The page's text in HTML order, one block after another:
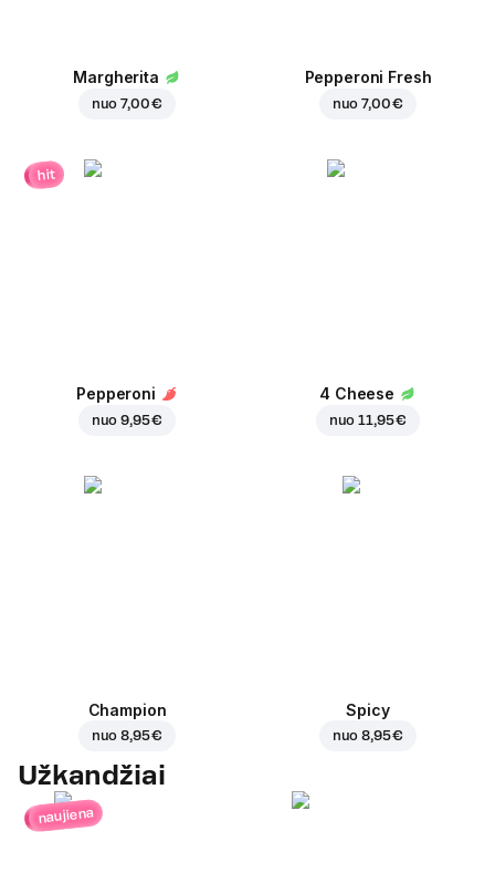
Margherita
nuo7,00 €
Pepperoni Fresh
nuo7,00 €
hit
Pepperoni
nuo9,95 €
4 Cheese
nuo11,95 €
Champion
nuo8,95 €
Spicy
nuo8,95 €
Užkandžiai
naujiena